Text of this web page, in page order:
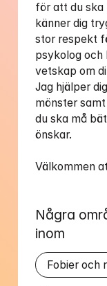
för att du ska
känner dig
stor respekt
psykolog och
vetskap om
Jag hjälper
mönster
du ska må
önskar.
Välkommen
Några
inom
Fobier och